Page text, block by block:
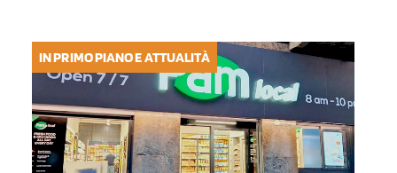
IN PRIMO PIANO E ATTUALITÀ